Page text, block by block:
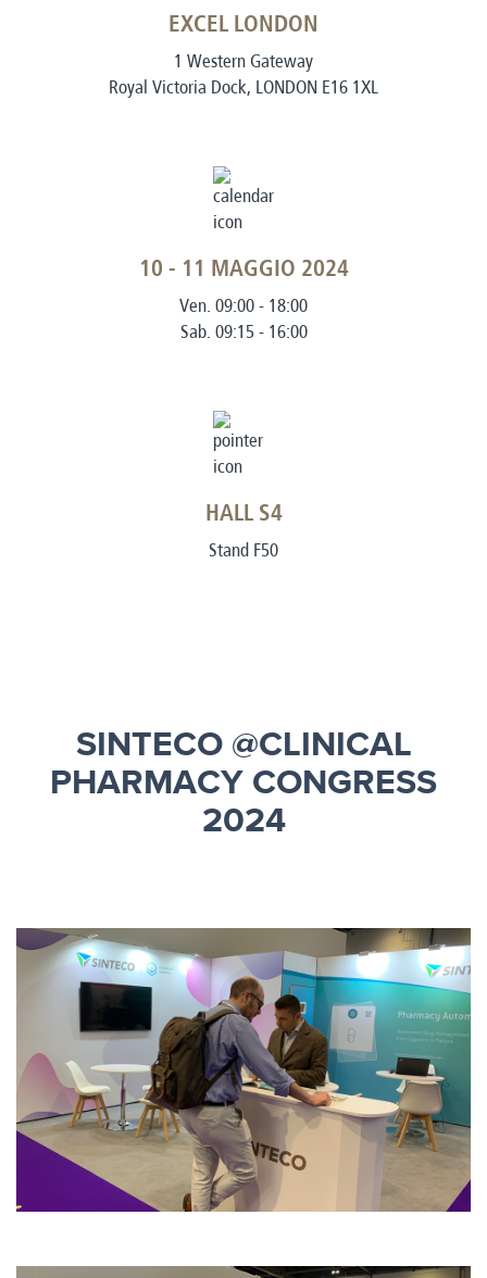
EXCEL LONDON
1 Western Gateway
Royal Victoria Dock, LONDON E16 1XL
10 - 11 MAGGIO 2024
Ven. 09:00 - 18:00
Sab. 09:15 - 16:00
HALL S4
Stand F50
SINTECO @CLINICAL
PHARMACY CONGRESS
2024